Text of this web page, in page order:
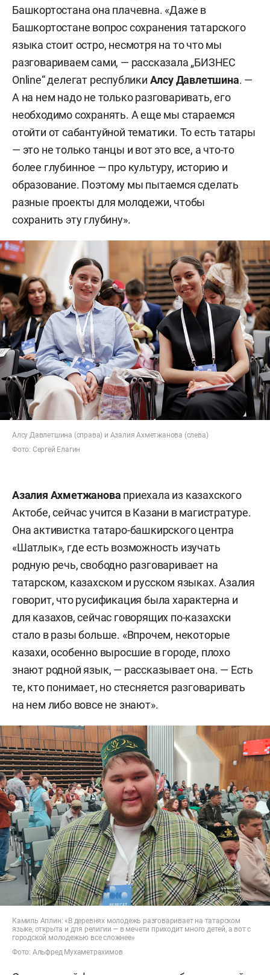
Башкортостана она плачевна. «Даже в
Башкортостане вопрос сохранения татарского
языка стоит остро, несмотря на то что мы
разговариваем сами, — рассказала „БИЗНЕС
Online“ делегат республики Алсу Давлетшина. —
А на нем надо не только разговаривать, его
необходимо сохранять. А еще мы стараемся
отойти от сабантуйной тематики. То есть татары
— это не только танцы и вот это все, а что-то
более глубинное — про культуру, историю и
образование. Поэтому мы пытаемся сделать
разные проекты для молодежи, чтобы
сохранить эту глубину».
Алсу Давлетшина (справа) и Азалия Ахметжанова (слева)
Фото: Сергей Елагин
Азалия Ахметжанова приехала из казахского
Актобе, сейчас учится в Казани в магистратуре.
Она активистка татаро-башкирского центра
«Шатлык», где есть возможность изучать
родную речь, свободно разговаривает на
татарском, казахском и русском языках. Азалия
говорит, что русификация была характерна и
для казахов, сейчас говорящих по-казахски
стало в разы больше. «Впрочем, некоторые
казахи, особенно выросшие в городе, плохо
знают родной язык, — рассказывает она. — Есть
те, кто понимает, но стесняется разговаривать
на нем либо вовсе не знают».
Камиль Аплин: «В деревнях молодежь разговаривает на татарском
языке, открыта и для религии — в мечети приходит много детей, а вот с
городской молодежью все сложнее»
Фото: Альфред Мухаметрахимов